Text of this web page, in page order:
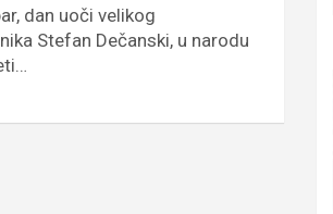
dan uoči velikog
Stefan Dečanski, u narodu